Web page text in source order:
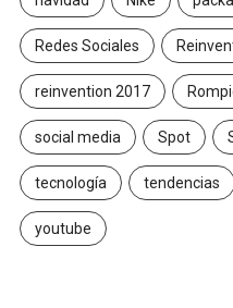
Redes Sociales
reinvention 2017
social media Spot
tecnología tendencias
youtube